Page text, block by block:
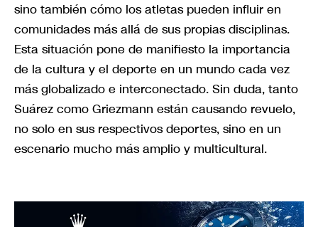
sino también cómo los atletas pueden influir en
comunidades más allá de sus propias disciplinas.
Esta situación pone de manifiesto la importancia
de la cultura y el deporte en un mundo cada vez
más globalizado e interconectado. Sin duda, tanto
Suárez como Griezmann están causando revuelo,
no solo en sus respectivos deportes, sino en un
escenario mucho más amplio y multicultural.